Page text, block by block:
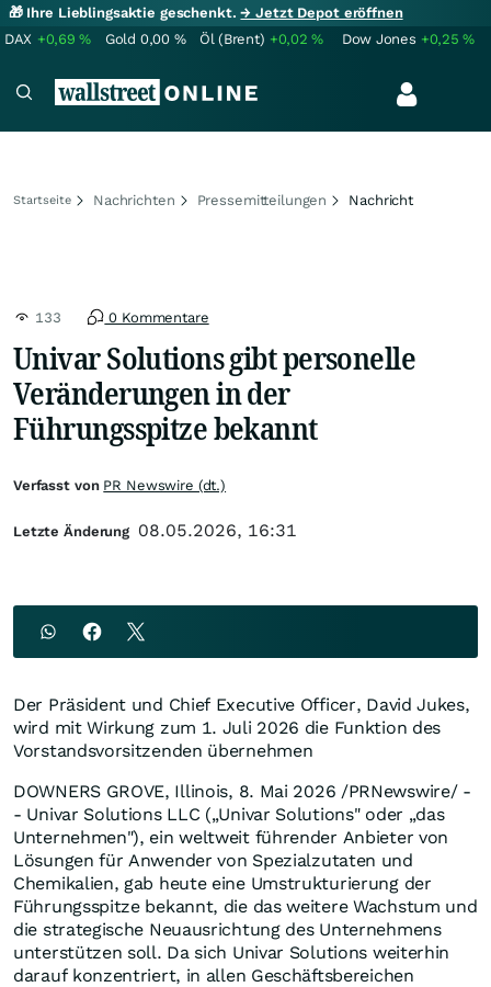
🎁 Ihre Lieblingsaktie geschenkt.→ Jetzt Depot eröffnen
DAX +0,69% Gold 0,00 % Öl (Brent) +0,02% Dow Jones +0,25%
Startseite Nachrichten Pressemitteilungen Nachricht
133 0 Kommentare
Univar Solutions gibt personelle
Veränderungen in der
Führungsspitze bekannt
Der Präsident und Chief Executive Officer, David Jukes,
wird mit Wirkung zum 1. Juli 2026 die Funktion des
Vorstandsvorsitzenden übernehmen
DOWNERS GROVE, Illinois, 8. Mai 2026 /PRNewswire/ -
- Univar Solutions LLC („Univar Solutions" oder „das
Unternehmen"), ein weltweit führender Anbieter von
Lösungen für Anwender von Spezialzutaten und
Chemikalien, gab heute eine Umstrukturierung der
Führungsspitze bekannt, die das weitere Wachstum und
die strategische Neuausrichtung des Unternehmens
unterstützen soll. Da sich Univar Solutions weiterhin
darauf konzentriert, in allen Geschäftsbereichen
Verfasst von PR Newswire (dt.)
Letzte Änderung 08.05.2026, 16:31